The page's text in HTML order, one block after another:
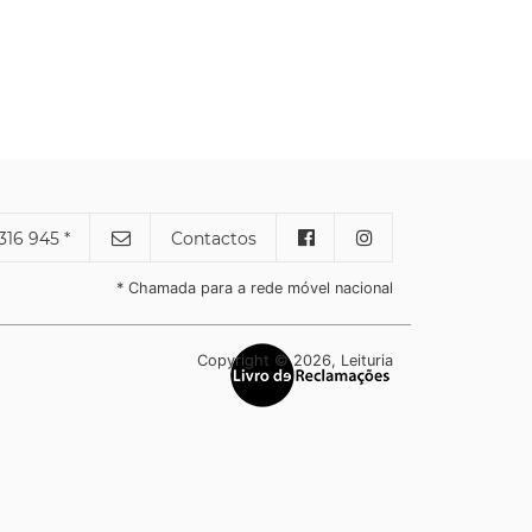
945 * Contactos
* Chamada para a rede móvel nacional
Copyright © 2026, Leituria